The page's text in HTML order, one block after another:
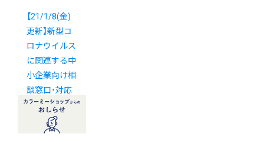
【21/1/8(金)
更新】新型コ
ロナウイルス
に関連する中
小企業向け相
談窓口・対応
策まとめ